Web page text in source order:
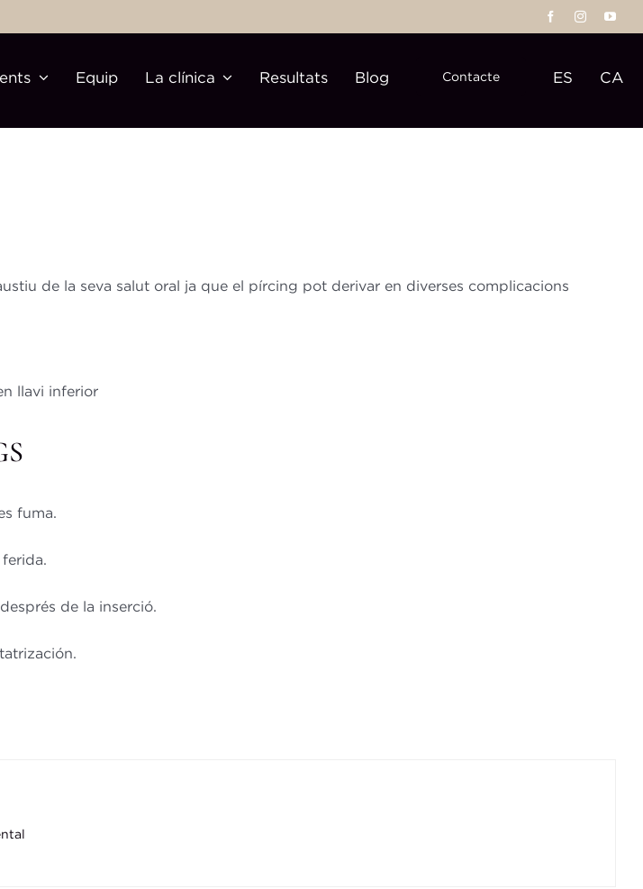
Equip La clínica Resultats Blog Contacte ES CA
de la seva salut oral ja que el pírcing pot derivar en diverses complicacions
llavi inferior
fuma.
de la inserció.